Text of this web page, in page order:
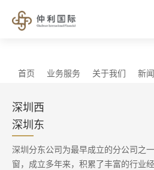
首页 业务服务 关于我们 新
深圳西
深圳东
深圳分东公司为最早成立的分公司之
窗，成立多年来，积累了丰富的行业